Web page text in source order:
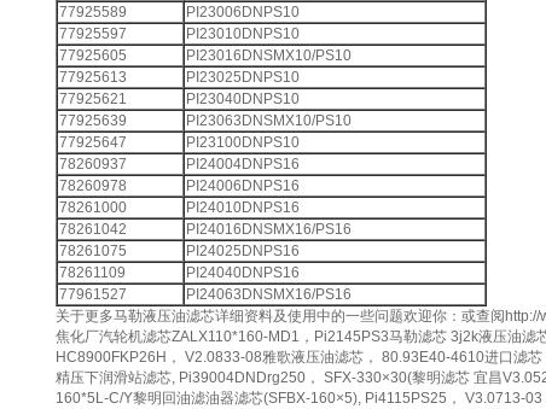
77925589
PI23006DNPS10
77925597
PI23010DNPS10
77925605
PI23016DNSMX10/PS10
77925613
PI23025DNPS10
77925621
PI23040DNPS10
77925639
PI23063DNSMX10/PS10
77925647
PI23100DNPS10
78260937
PI24004DNPS16
78260978
PI24006DNPS16
78261000
PI24010DNPS16
78261042
PI24016DNSMX16/PS16
78261075
PI24025DNPS16
78261109
PI24040DNPS16
77961527
PI24063DNSMX16/PS16
关于更多马勒液压油滤芯详细资料及使用中的一些问题欢迎你：或查阅
焦化厂汽轮机滤芯ZALX110*160-MD1，Pi2145PS3马勒滤芯 3j2k液压油滤
HC8900FKP26H， V2.0833-08雅歌液压油滤芯， 80.93E40-4610进口滤
精压下润滑站滤芯, Pi39004DNDrg250， SFX-330×30(黎明滤芯 宜昌
160*5L-C/Y黎明回油滤油器滤芯(SFBX-160×5), Pi4115PS25， V3.0713-